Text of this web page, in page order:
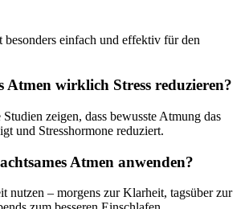
einfach und effektiv für den
Atmen wirklich Stress reduzieren?
zeigen, dass bewusste Atmung das
und Stresshormone reduziert.
Atmen anwenden?
nutzen – morgens zur Klarheit, tagsüber zur